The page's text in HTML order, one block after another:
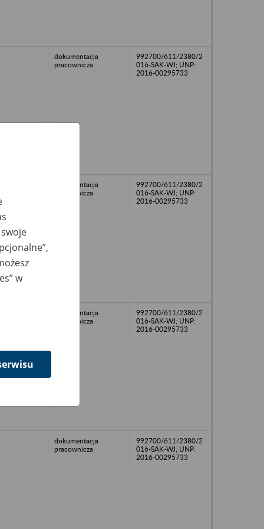
dokumentacja
pracownicza
992700/611/2380/2
016-SAK-WJ; UNP:
2016-00295733
dokumentacja
pracownicza
992700/611/2380/2
016-SAK-WJ; UNP:
2016-00295733
dokumentacja
pracownicza
992700/611/2380/2
016-SAK-WJ; UNP:
2016-00295733
dokumentacja
pracownicza
992700/611/2380/2
016-SAK-WJ; UNP:
2016-00295733
w